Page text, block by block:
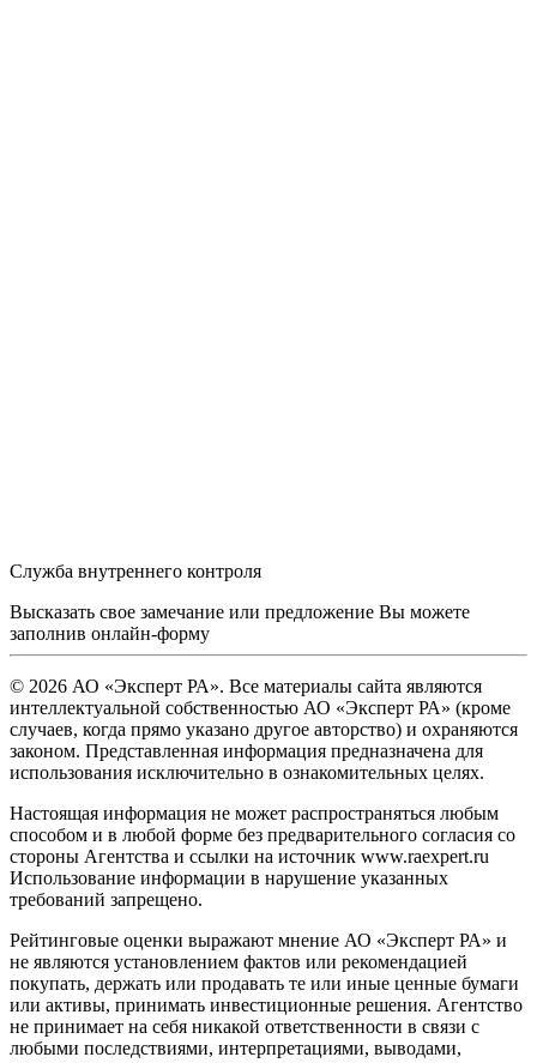
Служба внутреннего контроля
Высказать свое замечание или предложение Вы можете
заполнив онлайн-форму
© 2026 АО «Эксперт РА». Все материалы сайта являются
интеллектуальной собственностью АО «Эксперт РА» (кроме
случаев, когда прямо указано другое авторство) и охраняются
законом. Представленная информация предназначена для
использования исключительно в ознакомительных целях.
Настоящая информация не может распространяться любым
способом и в любой форме без предварительного согласия со
стороны Агентства и ссылки на источник www.raexpert.ru
Использование информации в нарушение указанных
требований запрещено.
Рейтинговые оценки выражают мнение АО «Эксперт РА» и
не являются установлением фактов или рекомендацией
покупать, держать или продавать те или иные ценные бумаги
или активы, принимать инвестиционные решения. Агентство
не принимает на себя никакой ответственности в связи с
любыми последствиями, интерпретациями, выводами,